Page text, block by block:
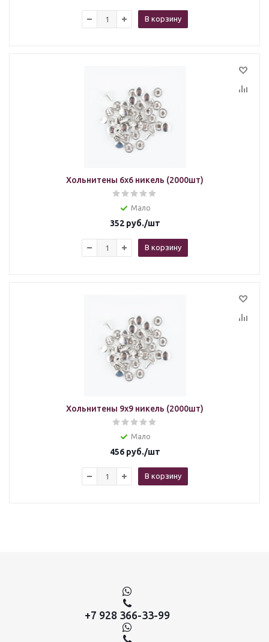
В корзину
Хольнитены 6х6 никель (2000шт)
Мало
352руб./шт
В корзину
Хольнитены 9х9 никель (2000шт)
Мало
456руб./шт
В корзину
+7 928 366-33-99